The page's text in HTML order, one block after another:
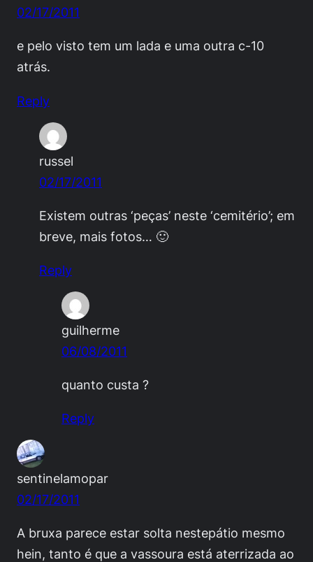
02/17/2011
e pelo visto tem um lada e uma outra c-10
atrás.
Reply
russel
02/17/2011
Existem outras ‘peças’ neste ‘cemitério’; em
breve, mais fotos… 🙂
Reply
guilherme
06/08/2011
quanto custa ?
Reply
sentinelamopar
02/17/2011
A bruxa parece estar solta nestepátio mesmo
hein, tanto é que a vassoura está aterrizada ao